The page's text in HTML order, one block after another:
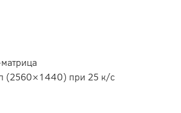
(2560×1440) при 25 к/с